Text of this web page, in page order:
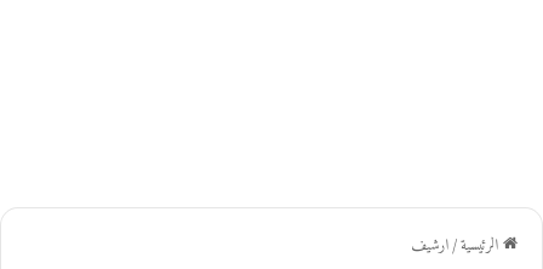
الرئيسية/ارشيف